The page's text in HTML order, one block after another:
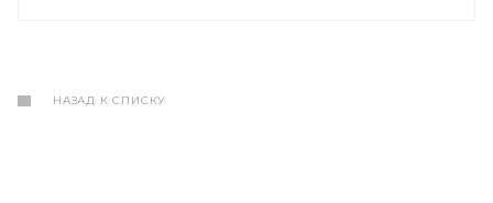
НАЗАД К СПИСКУ